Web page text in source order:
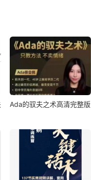
Ada的驭夫之术高清完整版